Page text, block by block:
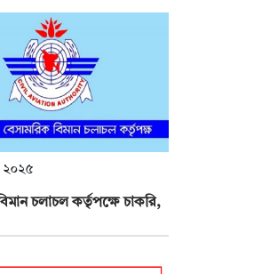
২০২৫
চলাচল কর্তৃপক্ষে চাকরি,